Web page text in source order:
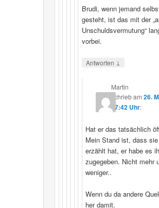
Brudi, wenn jemand
gesteht, ist das mit der
Unschuldsvermutung“
vorbei.
Antworten ↓
Martin
schriebam26.
07:42 Uhr:
Hat er das tatsächlich
Mein Stand ist, dass
erzählt hat, er habe es
zugegeben. Nicht mehr
weniger..
Wenn du da andere
her damit.